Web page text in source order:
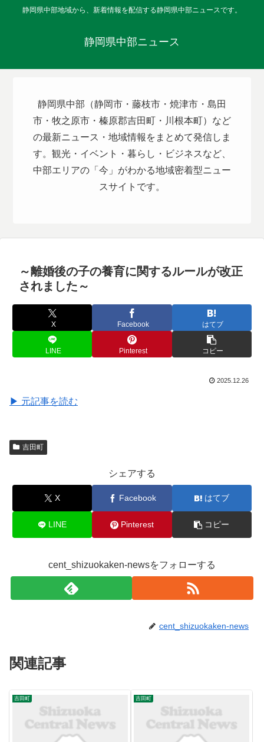
静岡県中部地域から、新着情報を配信する静岡県中部ニュースです。
静岡県中部ニュース
静岡県中部（静岡市・藤枝市・焼津市・島田
市・牧之原市・榛原郡吉田町・川根本町）など
の最新ニュース・地域情報をまとめて発信しま
す。観光・イベント・暮らし・ビジネスなど、
中部エリアの「今」がわかる地域密着型ニュー
スサイトです。
～離婚後の子の養育に関するルールが改正
されました～
X Facebook はてブ
LINE Pinterest コピー
2025.12.26
▶ 元記事を読む
吉田町
シェアする
X Facebook はてブ
LINE Pinterest コピー
cent_shizuokaken-newsをフォローする
cent_shizuokaken-news
関連記事
吉田町 吉田町